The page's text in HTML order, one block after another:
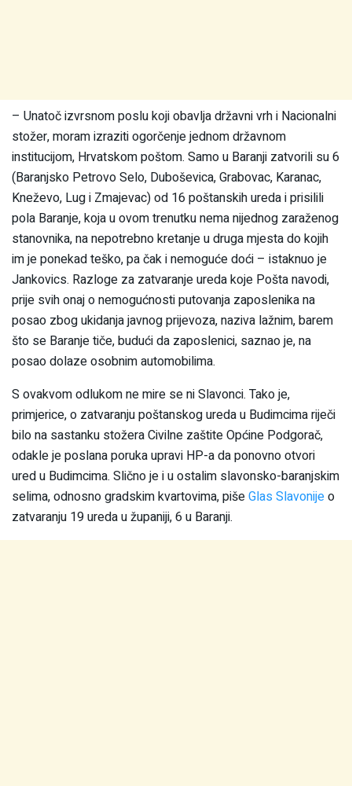
– Unatoč izvrsnom poslu koji obavlja državni vrh i Nacionalni
stožer, moram izraziti ogorčenje jednom državnom
institucijom, Hrvatskom poštom. Samo u Baranji zatvorili su 6
(Baranjsko Petrovo Selo, Duboševica, Grabovac, Karanac,
Kneževo, Lug i Zmajevac) od 16 poštanskih ureda i prisilili
pola Baranje, koja u ovom trenutku nema nijednog zaraženog
stanovnika, na nepotrebno kretanje u druga mjesta do kojih
im je ponekad teško, pa čak i nemoguće doći – istaknuo je
Jankovics. Razloge za zatvaranje ureda koje Pošta navodi,
prije svih onaj o nemogućnosti putovanja zaposlenika na
posao zbog ukidanja javnog prijevoza, naziva lažnim, barem
što se Baranje tiče, budući da zaposlenici, saznao je, na
posao dolaze osobnim automobilima.
S ovakvom odlukom ne mire se ni Slavonci. Tako je,
primjerice, o zatvaranju poštanskog ureda u Budimcima riječi
bilo na sastanku stožera Civilne zaštite Općine Podgorač,
odakle je poslana poruka upravi HP-a da ponovno otvori
ured u Budimcima. Slično je i u ostalim slavonsko-baranjskim
selima, odnosno gradskim kvartovima, pišeGlas Slavonijeo
zatvaranju 19 ureda u županiji, 6 u Baranji.